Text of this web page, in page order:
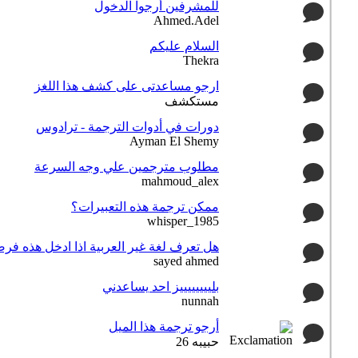
للمشرفين أرجوا الدخول
Ahmed.Adel
السلام عليكم
Thekra
ارجو مساعدتى على كشف هذا اللغز
مستكشف
دورات في أدوات الترجمة - ترادوس
Ayman El Shemy
مطلوب مترجمين علي وجه السرعة
mahmoud_alex
ممكن ترجمة هذه التعبيرات؟
whisper_1985
هل تعرف لغة غير العربية اذا ادخل هذه
sayed ahmed
بلييييييييز احد يساعدني
nunnah
أرجو ترجمة هذا الميل
حبيبه 26